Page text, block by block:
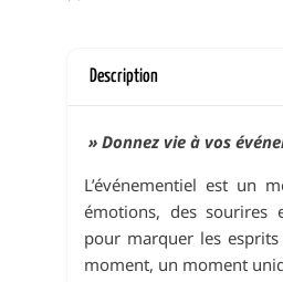
Description
» Donnez vie à vos
L’événementiel est un
émotions, des sourires
pour marquer les
moment, un moment